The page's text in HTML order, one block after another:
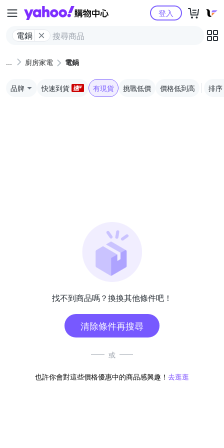
Yahoo購物中心
電鍋
登入
廚房家電 電鍋
品牌 快速到貨 有現貨 挑戰低價 價格低到高 排序
找不到商品嗎？換換其他條件吧！
清除條件再搜尋
或
也許你會對這些價格優惠中的商品感興趣！ 去逛逛